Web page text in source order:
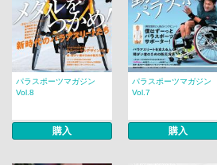
パラスポーツマガジン
Vol.8
購入
パラスポーツマガジン
Vol.7
購入